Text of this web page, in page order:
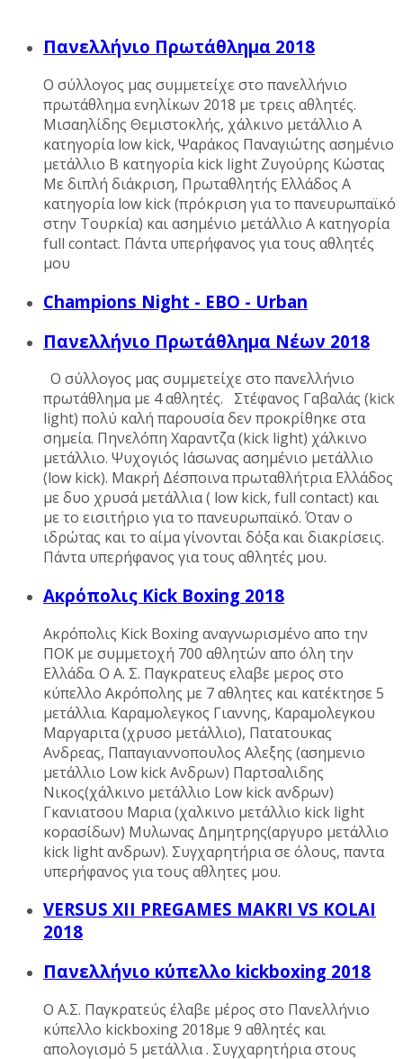
Πανελλήνιο Πρωτάθλημα 2018
Ο σύλλογος μας συμμετείχε στο πανελλήνιο
πρωτάθλημα ενηλίκων 2018 με τρεις αθλητές.
Μισαηλίδης Θεμιστοκλής, χάλκινο μετάλλιο Α
κατηγορία low kick, Ψαράκος Παναγιώτης ασημένιο
μετάλλιο B κατηγορία kick light Ζυγούρης Κώστας
Με διπλή διάκριση, Πρωταθλητής Ελλάδος Α
κατηγορία low kick (πρόκριση για το πανευρωπαϊκό
στην Τουρκία) και ασημένιο μετάλλιο Α κατηγορία
full contact. Πάντα υπερήφανος για τους αθλητές
μου
Champions Night - EBO - Urban
Πανελλήνιο Πρωτάθλημα Νέων 2018
Ο σύλλογος μας συμμετείχε στο πανελλήνιο
πρωτάθλημα με 4 αθλητές. Στέφανος Γαβαλάς (kick
light) πολύ καλή παρουσία δεν προκρίθηκε στα
σημεία. Πηνελόπη Χαραντζα (kick light) χάλκινο
μετάλλιο. Ψυχογιός Ιάσωνας ασημένιο μετάλλιο
(low kick). Μακρή Δέσποινα πρωταθλήτρια Ελλάδος
με δυο χρυσά μετάλλια ( low kick, full contact) και
με το εισιτήριο για το πανευρωπαϊκό. Όταν ο
ιδρώτας και το αίμα γίνονται δόξα και διακρίσεις.
Πάντα υπερήφανος για τους αθλητές μου.
Ακρόπολις Kick Boxing 2018
Ακρόπολις Kick Boxing αναγνωρισμένο απο την
ΠΟΚ με συμμετοχή 700 αθλητών απο όλη την
Ελλάδα. Ο Α. Σ. Παγκρατευς ελαβε μερος στο
κύπελλο Ακρόπολης με 7 αθλητες και κατέκτησε 5
μετάλλια. Καραμολεγκος Γιαννης, Καραμολεγκου
Μαργαριτα (χρυσο μετάλλιο), Πατατουκας
Ανδρεας, Παπαγιαννοπουλος Αλεξης (ασημενιο
μετάλλιο Low kick Ανδρων) Παρτσαλιδης
Νικος(χάλκινο μετάλλιο Low kick ανδρων)
Γκανιατσου Μαρια (χαλκινο μετάλλιο kick light
κορασίδων) Μυλωνας Δημητρης(αργυρο μετάλλιο
kick light ανδρων). Συγχαρητήρια σε όλους, παντα
υπερήφανος για τους αθλητες μου.
VERSUS XII PREGAMES MAKRI VS KOLAI
2018
Πανελλήνιο κύπελλο kickboxing 2018
Ο Α.Σ. Παγκρατεύς έλαβε μέρος στο Πανελλήνιο
κύπελλο kickboxing 2018με 9 αθλητές και
απολογισμό 5 μετάλλια . Συγχαρητήρια στους